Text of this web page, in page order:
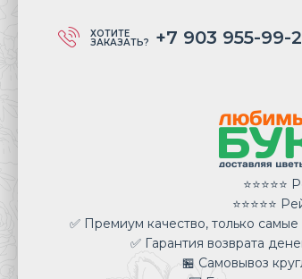
ХОТИТЕ
ЗАКАЗАТЬ? +7 903 955-99-
⭐⭐⭐⭐⭐
✅ Премиум качество, только
✅ Гарантия возврата
🏪 Самовывоз